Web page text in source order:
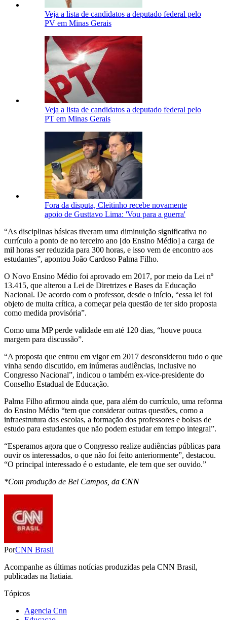
Veja a lista de candidatos a deputado federal pelo
PV em Minas Gerais
Veja a lista de candidatos a deputado federal pelo
PT em Minas Gerais
Fora da disputa, Cleitinho recebe novamente
apoio de Gusttavo Lima: 'Vou para a guerra'
“As disciplinas básicas tiveram uma diminuição significativa no
currículo a ponto de no terceiro ano [do Ensino Médio] a carga de
mil horas ser reduzida para 300 horas, e isso vem de encontro aos
estudantes”, apontou João Cardoso Palma Filho.
O Novo Ensino Médio foi aprovado em 2017, por meio da Lei nº
13.415, que alterou a Lei de Diretrizes e Bases da Educação
Nacional. De acordo com o professor, desde o início, “essa lei foi
objeto de muita crítica, a começar pela questão de ter sido proposta
como medida provisória”.
Como uma MP perde validade em até 120 dias, “houve pouca
margem para discussão”.
“A proposta que entrou em vigor em 2017 desconsiderou tudo o que
vinha sendo discutido, em inúmeras audiências, inclusive no
Congresso Nacional”, indicou o também ex-vice-presidente do
Conselho Estadual de Educação.
Palma Filho afirmou ainda que, para além do currículo, uma reforma
do Ensino Médio “tem que considerar outras questões, como a
infraestrutura das escolas, a formação dos professores e bolsas de
estudo para estudantes que não podem estudar em tempo integral”.
“Esperamos agora que o Congresso realize audiências públicas para
ouvir os interessados, o que não foi feito anteriormente”, destacou.
“O principal interessado é o estudante, ele tem que ser ouvido.”
*Com produção de Bel Campos, da CNN
PorCNN Brasil
Acompanhe as últimas notícias produzidas pela CNN Brasil,
publicadas na Itatiaia.
Tópicos
Agencia Cnn